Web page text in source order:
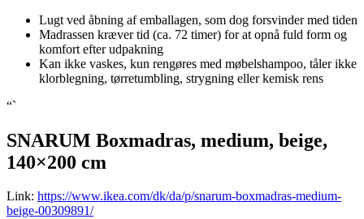
Lugt ved åbning af emballagen, som dog forsvinder med tiden
Madrassen kræver tid (ca. 72 timer) for at opnå fuld form og
komfort efter udpakning
Kan ikke vaskes, kun rengøres med møbelshampoo, tåler ikke
klorblegning, tørretumbling, strygning eller kemisk rens
“`
SNARUM Boxmadras, medium, beige,
140×200 cm
Link: https://www.ikea.com/dk/da/p/snarum-boxmadras-medium-
beige-00309891/